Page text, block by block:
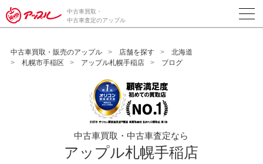
/*ABテスト_新規査定フォームの為のCVボタン*/
中古車買取・
中古車査定のアップル
中古車買取・販売のアップル 店舗を探す
北海道
札幌市手稲区
アップル札幌手稲店 ブログ
中古車買取・中古車査定なら
アップル札幌手稲店